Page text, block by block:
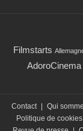
Filmstarts
AdoroCinema
Contact | Qui
Politique de cookies